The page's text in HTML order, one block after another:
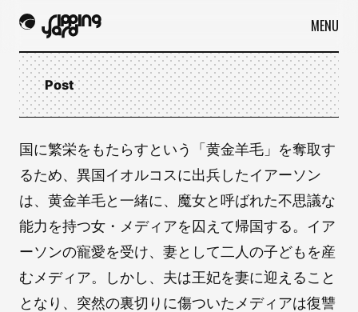
MENU
Post
国に繁栄をもたらすという「黄金羊毛」を奪取す
るため、異国イオルコスに出兵したイアーソン
は、黄金羊毛と一緒に、魔女と呼ばれた不思議な
能力を持つ女・メディアを囚えて帰国する。イア
ーソンの寵愛を受け、妻として二人の子どもを産
むメディア。しかし、夫は王妃を妻に迎えること
となり、突然の裏切りに傷ついたメディアは復讐